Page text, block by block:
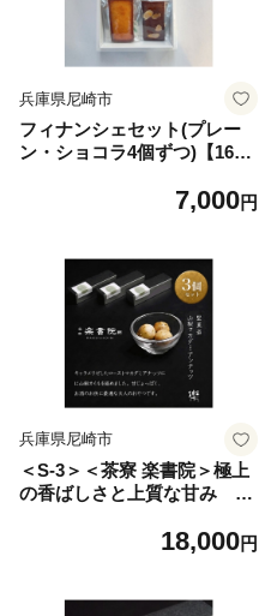
兵庫県尼崎市
フィナンシェセット(プレー
ン・ショコラ4個ずつ)【1670
7,000円
兵庫県尼崎市
＜S-3＞＜茶寮 楽書院＞極上
の香ばしさと上質な甘み
ツ」3缶セット【1738172】
18,000円